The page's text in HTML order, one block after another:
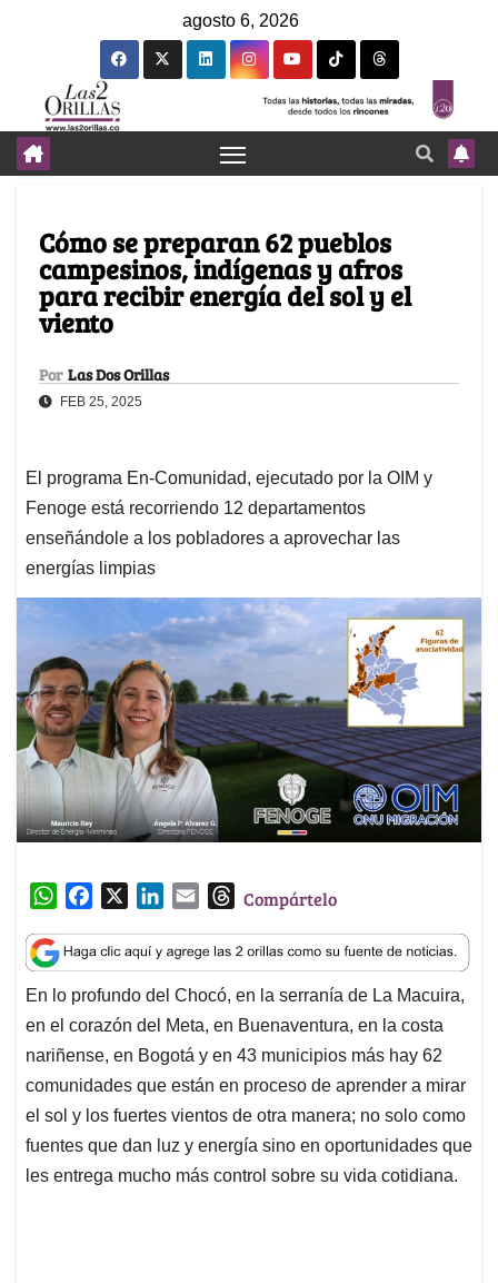
agosto 6, 2026
Cómo se preparan 62 pueblos
campesinos, indígenas y afros
para recibir energía del sol y el
viento
Por Las Dos Orillas
FEB 25, 2025
El programa En-Comunidad, ejecutado por la OIM y
Fenoge está recorriendo 12 departamentos
enseñándole a los pobladores a aprovechar las
energías limpias
W
a
t
s
A
p
p
c
e
b
o
o
k
n
k
e
d
I
n
a
i
l
T
r
e
a
d
s
Compártelo
En lo profundo del Chocó, en la serranía de La Macuira,
en el corazón del Meta, en Buenaventura, en la costa
nariñense, en Bogotá y en 43 municipios más hay 62
comunidades que están en proceso de aprender a mirar
el sol y los fuertes vientos de otra manera; no solo como
fuentes que dan luz y energía sino en oportunidades que
les entrega mucho más control sobre su vida cotidiana.